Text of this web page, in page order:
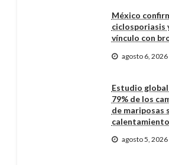
México
ciclosporiasis
vínculo con
agosto 6, 2026
Estudio
79% de los
de mariposas
agosto 5, 2026